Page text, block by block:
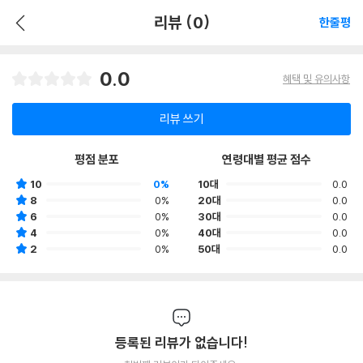
리뷰 (0) 한줄평
0.0 혜택 및 유의사항
리뷰 쓰기
평점 분포
10
0%
8
0%
6
0%
4
0%
2
0%
연령대별 평균 점수
10대
0.0
20대
0.0
30대
0.0
40대
0.0
50대
0.0
등록된 리뷰가 없습니다!